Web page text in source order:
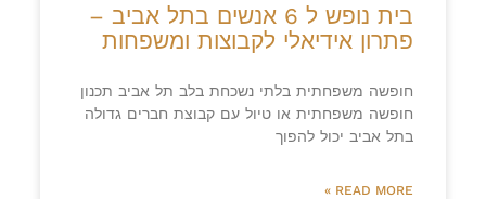
בית נופש ל 6 אנשים בתל אביב –
פתרון אידיאלי לקבוצות ומשפחות
חופשה משפחתית בלתי נשכחת בלב תל אביב תכנון
חופשה משפחתית או טיול עם קבוצת חברים גדולה
בתל אביב יכול להפוך
READ MORE »